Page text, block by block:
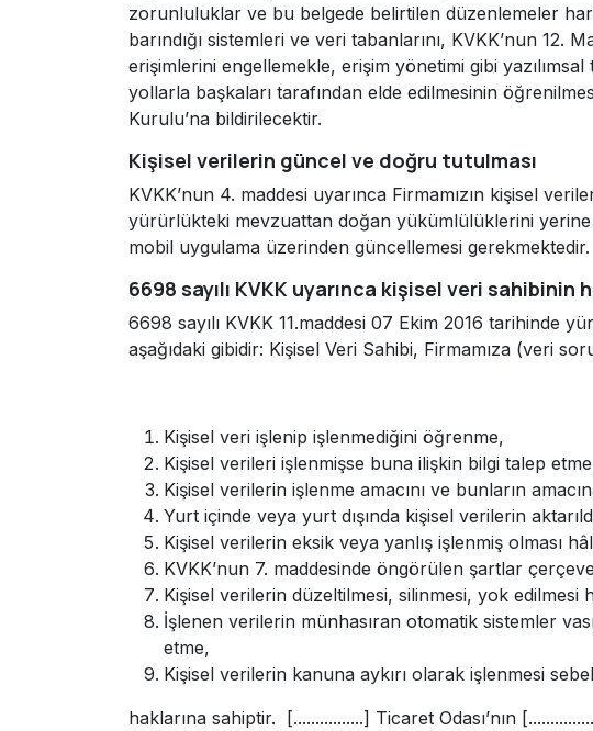
zorunluluklar ve bu belgede belirtilen düzenlemeler
barındığı sistemleri ve veri tabanlarını, KVKK’nun
erişimlerini engellemekle, erişim yönetimi gibi
yollarla başkaları tarafından elde edilmesinin
Kurulu’na bildirilecektir.
Kişisel verilerin güncel ve doğru tutulması
KVKK’nun 4. maddesi uyarınca Firmamızın kişisel
yürürlükteki mevzuattan doğan yükümlülüklerini
mobil uygulama üzerinden güncellemesi gerekmektedir.
6698 sayılı KVKK uyarınca kişisel veri sahibinin
6698 sayılı KVKK 11.maddesi 07 Ekim 2016 tarihinde
aşağıdaki gibidir: Kişisel Veri Sahibi, Firmamıza (veri
Kişisel veri işlenip işlenmediğini öğrenme,
Kişisel verileri işlenmişse buna ilişkin bilgi talep
Kişisel verilerin işlenme amacını ve bunların
Yurt içinde veya yurt dışında kişisel verilerin
Kişisel verilerin eksik veya yanlış işlenmiş olması
KVKK’nun 7. maddesinde öngörülen şartlar
Kişisel verilerin düzeltilmesi, silinmesi, yok edilmesi
İşlenen verilerin münhasıran otomatik sistemler
etme,
Kişisel verilerin kanuna aykırı olarak işlenmesi
haklarına sahiptir. [................] Ticaret Odası’nın